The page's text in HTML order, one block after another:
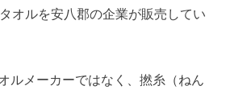
オルを安八郡の企業が販売してい
ルメーカーではなく、撚糸（ねん